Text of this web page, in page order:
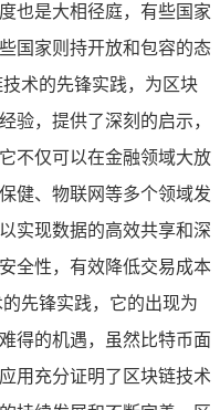
也是大相径庭，有些国家
国家则持开放和包容的态
术的先锋实践，为区块
验，提供了深刻的启示，
不仅可以在金融领域大放
健、物联网等多个领域发
实现数据的高效共享和深
全性，有效降低交易成本
先锋实践，它的出现为
得的机遇，虽然比特币面
用充分证明了区块链技术